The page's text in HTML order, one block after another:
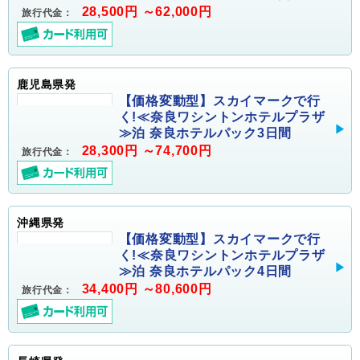
旅行代金： 28,500円 ～62,000円
鹿児島県発
【価格変動型】スカイマークで行
く!≪奈良ワシントンホテルプラザ
≫泊 奈良ホテルパック3日間
旅行代金： 28,300円 ～74,700円
沖縄県発
【価格変動型】スカイマークで行
く!≪奈良ワシントンホテルプラザ
≫泊 奈良ホテルパック4日間
旅行代金： 34,400円 ～80,600円